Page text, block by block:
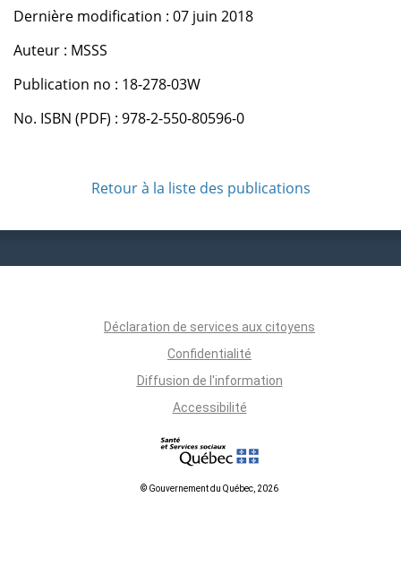
Dernière modification : 07 juin 2018
Auteur : MSSS
Publication no : 18-278-03W
No. ISBN (PDF) : 978-2-550-80596-0
Retour à la liste des publications
Déclaration de services aux citoyens
Confidentialité
Diffusion de l'information
Accessibilité
© Gouvernement du Québec, 2026